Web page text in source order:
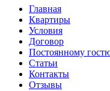
Главная
Квартиры
Условия
Договор
Постоянному
Статьи
Контакты
Отзывы